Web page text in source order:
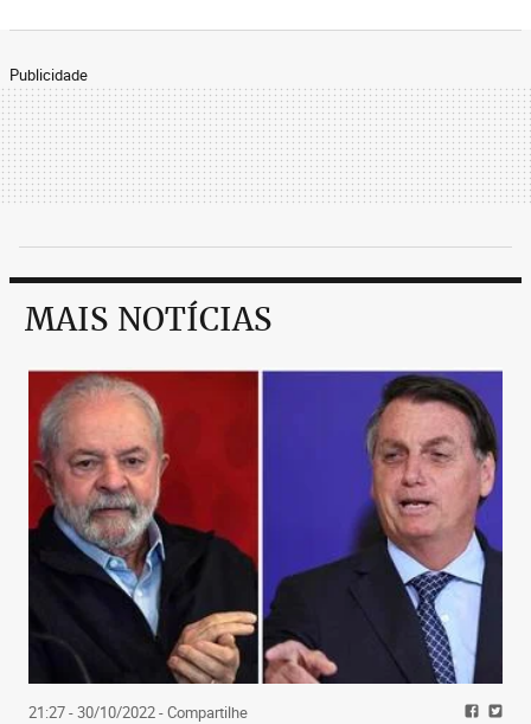
Publicidade
MAIS NOTÍCIAS
21:27 - 30/10/2022- Compartilhe